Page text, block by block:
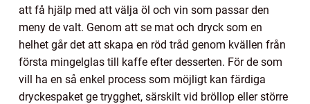
att få hjälp med att välja öl och vin som passar den
meny de valt. Genom att se mat och dryck som en
helhet går det att skapa en röd tråd genom kvällen från
första mingelglas till kaffe efter desserten. För de som
vill ha en så enkel process som möjligt kan färdiga
dryckespaket ge trygghet, särskilt vid bröllop eller större